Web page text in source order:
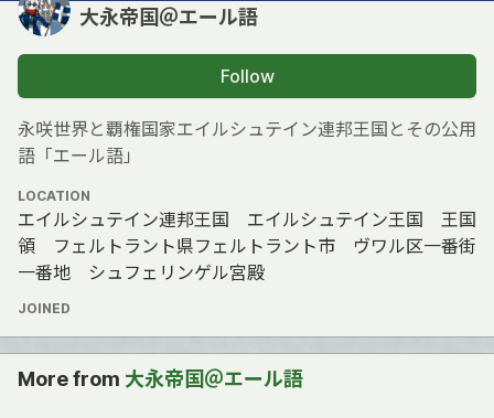
大永帝国＠エール語
Follow
永咲世界と覇権国家エイルシュテイン連邦王国とその公用
語「エール語」
LOCATION
エイルシュテイン連邦王国 エイルシュテイン王国 王国
領 フェルトラント県フェルトラント市 ヴワル区一番街
一番地 シュフェリンゲル宮殿
JOINED
More from 大永帝国＠エール語